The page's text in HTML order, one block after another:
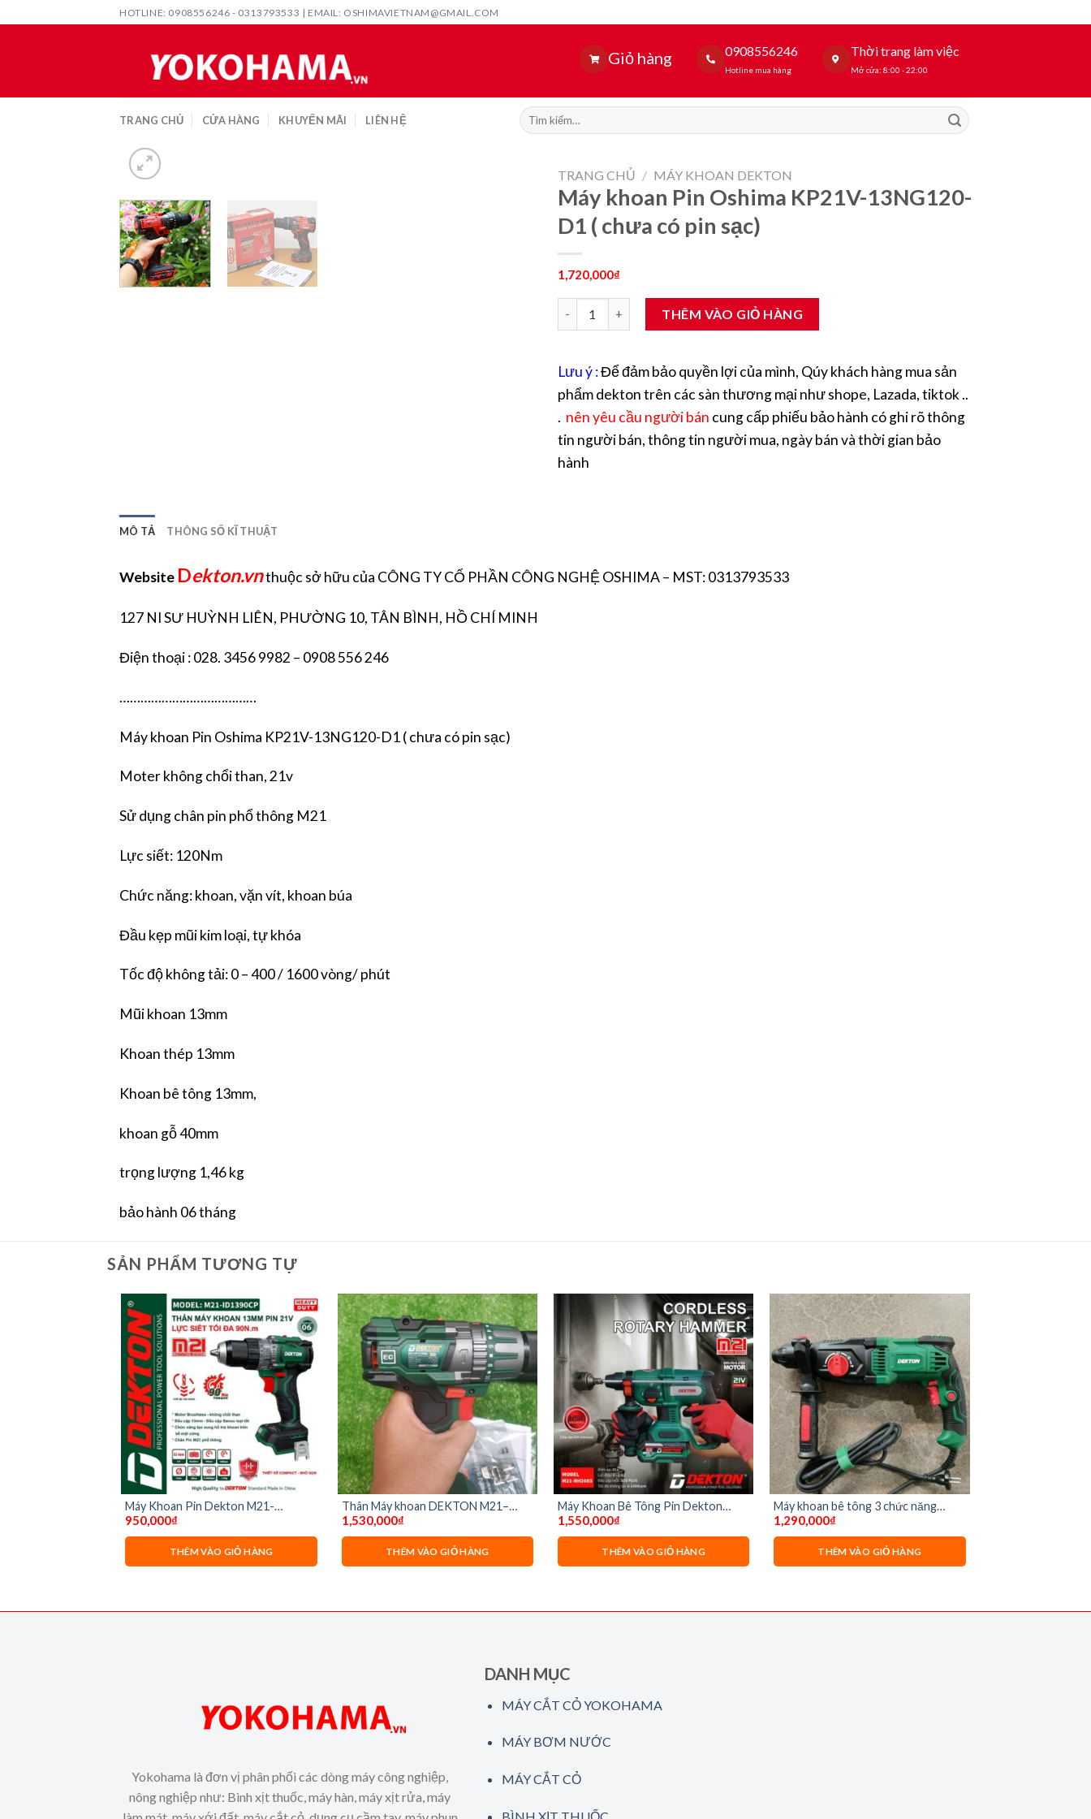
to
HOTLINE: 0908556246 - 0313793533 | EMAIL: OSHIMAVIETNAM@GMAIL.COM
Giỏ hàng 0908556246
Hotline mua hàng
Thời trang làm việc
Mở cửa: 8:00 - 22:00
TRANG CHỦ CỬA HÀNG KHUYẾN MÃI LIÊN HỆ
Tìm
kiếm:
TRANG CHỦ / MÁY KHOAN DEKTON
Máy khoan Pin Oshima KP21V-13NG120-
D1 ( chưa có pin sạc)
1,720,000₫
Máy khoan Pin Oshima KP21V-13NG120-D1 ( chưa có pin sạc) số lượng
THÊM VÀO GIỎ HÀNG
Lưu ý :Để đảm bảo quyền lợi của mình, Qúy khách hàng mua sản
phẩm dekton trên các sàn thương mại như shope, Lazada, tiktok ..
. nên yêu cầu người bán cung cấp phiếu bảo hành có ghi rõ thông
tin người bán, thông tin người mua, ngày bán và thời gian bảo
hành
MÔ TẢ THÔNG SỐ KĨ THUẬT
Website Dekton.vnthuộc sở hữu của CÔNG TY CỔ PHẦN CÔNG NGHỆ OSHIMA – MST: 0313793533
127 NI SƯ HUỲNH LIÊN, PHƯỜNG 10, TÂN BÌNH, HỒ CHÍ MINH
Điện thoại : 028. 3456 9982 – 0908 556 246
…………………………………
Máy khoan Pin Oshima KP21V-13NG120-D1 ( chưa có pin sạc)
Moter không chổi than, 21v
Sử dụng chân pin phổ thông M21
Lực siết: 120Nm
Chức năng: khoan, vặn vít, khoan búa
Đầu kẹp mũi kim loại, tự khóa
Tốc độ không tải: 0 – 400 / 1600 vòng/ phút
Mũi khoan 13mm
Khoan thép 13mm
Khoan bê tông 13mm,
khoan gỗ 40mm
trọng lượng 1,46 kg
bảo hành 06 tháng
SẢN PHẨM TƯƠNG TỰ
Máy Khoan Pin Dekton M21-
ID1390CP ( chưa pin và sạc)
950,000₫
THÊM VÀO GIỎ HÀNG
Thân Máy khoan DEKTON M21–
13120BL kẹp mũi 13mm
1,530,000₫
THÊM VÀO GIỎ HÀNG
Máy Khoan Bê Tông Pin Dekton
M21-RH2603BL( chưa có pin và sạc)
1,550,000₫
THÊM VÀO GIỎ HÀNG
Máy khoan bê tông 3 chức năng
Dekton DK-RH2603B
1,290,000₫
THÊM VÀO GIỎ HÀNG
Yokohama là đơn vị phân phối các dòng máy công nghiệp,
nông nghiệp như: Bình xịt thuốc, máy hàn, máy xịt rửa, máy
DANH MỤC
MÁY CẮT CỎ YOKOHAMA
MÁY BƠM NƯỚC
MÁY CẮT CỎ